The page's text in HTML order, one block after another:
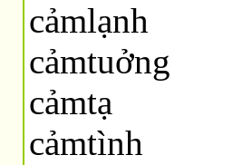
cảmlạnh
cảmtuởng
cảmtạ
cảmtình